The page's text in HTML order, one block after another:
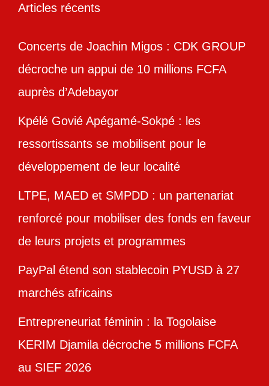
Articles récents
Concerts de Joachin Migos : CDK GROUP
décroche un appui de 10 millions FCFA
auprès d’Adebayor
Kpélé Govié Apégamé-Sokpé : les
ressortissants se mobilisent pour le
développement de leur localité
LTPE, MAED et SMPDD : un partenariat
renforcé pour mobiliser des fonds en faveur
de leurs projets et programmes
PayPal étend son stablecoin PYUSD à 27
marchés africains
Entrepreneuriat féminin : la Togolaise
KERIM Djamila décroche 5 millions FCFA
au SIEF 2026